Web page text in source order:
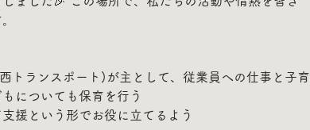
トランスポート)が主として、従業員への仕事と子育
についても保育を行う
援という形でお役に立てるよう